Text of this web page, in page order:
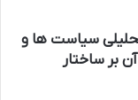
تحلیلی سیاست ها و
بر ساختار